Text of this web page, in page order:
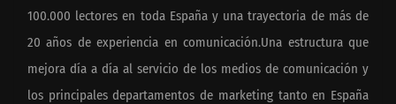
100.000 lectores en toda España y una trayectoria de más de
20 años de experiencia en comunicación.Una estructura que
mejora día a día al servicio de los medios de comunicación y
los principales departamentos de marketing tanto en España